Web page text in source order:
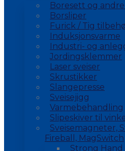
Boresett og
Borsliper
Furick / Tig
Induksjonsvarme
Industri- og
Jordingsklemmer
Laser sveiser
Skrustikker
Slangepresse
Sveisejigg
Varmebehandling
Slipeskiver til
Sveisemagneter,
Fireball, MagSwitch
Strong Hand